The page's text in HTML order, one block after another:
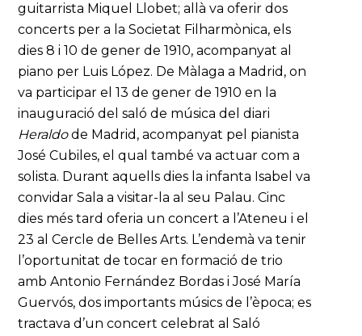
guitarrista Miquel Llobet; allà va oferir dos
concerts per a la Societat Filharmònica, els
dies 8 i 10 de gener de 1910, acompanyat al
piano per Luis López. De Màlaga a Madrid, on
va participar el 13 de gener de 1910 en la
inauguració del saló de música del diari
Heraldode Madrid, acompanyat pel pianista
José Cubiles, el qual també va actuar com a
solista. Durant aquells dies la infanta Isabel va
convidar Sala a visitar-la al seu Palau. Cinc
dies més tard oferia un concert a l’Ateneu i el
23 al Cercle de Belles Arts. L’endemà va tenir
l’oportunitat de tocar en formació de trio
amb Antonio Fernández Bordas i José María
Guervós, dos importants músics de l’època; es
tractava d’un concert celebrat al Saló